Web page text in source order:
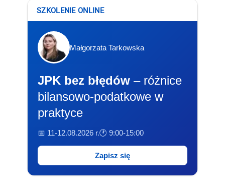
SZKOLENIE ONLINE
Małgorzata Tarkowska
JPK bez błędów – różnice
bilansowo-podatkowe w
praktyce
📅 11-12.08.2026 r.🕐 9:00-15:00
Zapisz się